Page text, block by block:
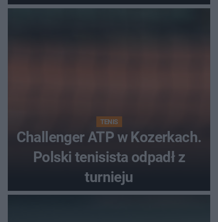
najwięcej punktów?
TENIS
Challenger ATP w Kozerkach.
Polski tenisista odpadł z
turnieju